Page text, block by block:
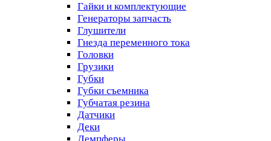
Гайки и комплектующие
Генераторы запчасть
Глушители
Гнезда переменного тока
Головки
Грузики
Губки
Губки съемника
Губчатая резина
Датчики
Деки